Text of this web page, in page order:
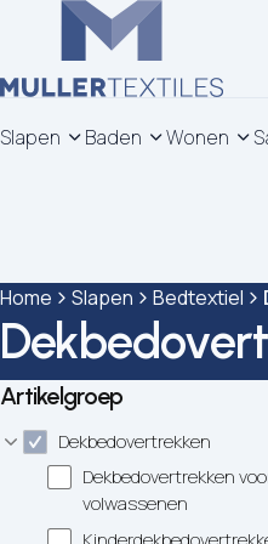
Ga naar de inhoud
Slapen
Dekbedovertrekken
Hoeslakens
Moltons
Kussenslopen
Dekbedden
Zwart
Wit
Blauw
Baden
Handdoeken
Badjassen
Strandlakens
Wonen
Home Slapen Bedtextiel
Artikelgroep
Dekbedovertrekken
Dekbedovertrekken
volwassenen